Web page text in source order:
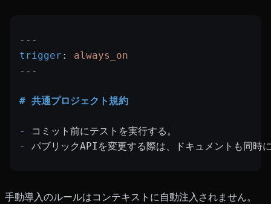
---
trigger : always_on
---
# 共通プロジェクト規約
-
コミット前にテストを実行する。
-
パブリックAPIを変更する際は、ドキュメントも同時
手動導入のルールはコンテキストに自動注入されません。